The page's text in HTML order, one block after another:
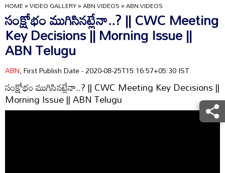
HOME»VIDEO GALLERY»ABN VIDEOS»ABN VIDEOS
సంక్షోభం ముగిసినట్లేనా..? || CWC Meeting
Key Decisions || Morning Issue ||
ABN Telugu
ABN, First Publish Date - 2020-08-25T15:16:57+05:30 IST
సంక్షోభం ముగిసినట్లేనా..? || CWC Meeting Key Decisions ||
Morning Issue || ABN Telugu